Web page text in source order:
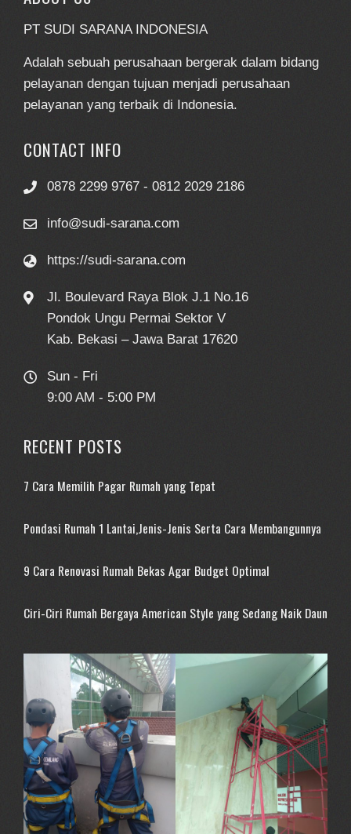
PT SUDI SARANA INDONESIA
Adalah sebuah perusahaan bergerak dalam bidang
pelayanan dengan tujuan menjadi perusahaan
pelayanan yang terbaik di Indonesia.
CONTACT INFO
0878 2299 9767 - 0812 2029 2186
info@sudi-sarana.com
https://sudi-sarana.com
Jl. Boulevard Raya Blok J.1 No.16
Pondok Ungu Permai Sektor V
Kab. Bekasi – Jawa Barat 17620
Sun - Fri
9:00 AM - 5:00 PM
RECENT POSTS
7 Cara Memilih Pagar Rumah yang Tepat
Pondasi Rumah 1 Lantai,Jenis-Jenis Serta Cara Membangunnya
9 Cara Renovasi Rumah Bekas Agar Budget Optimal
Ciri-Ciri Rumah Bergaya American Style yang Sedang Naik Daun